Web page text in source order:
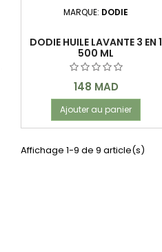
MARQUE: DODIE
DODIE HUILE LAVANTE 3 EN 1
500 ML
Prix
148 MAD
Ajouter au panier
Affichage 1-9 de 9 article(s)